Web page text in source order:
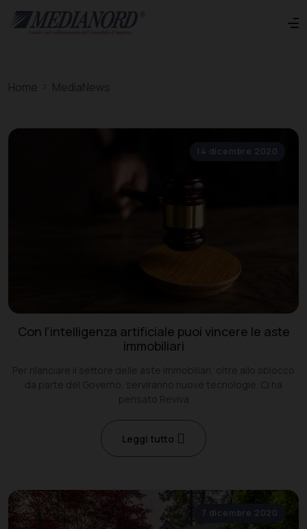
Home MediaNews
14 dicembre 2020
Con l’intelligenza artificiale puoi vincere le aste
immobiliari
Per rilanciare il settore delle aste immobiliari, oltre allo sblocco
da parte del Governo, serviranno nuove tecnologie. Ci ha
pensato Reviva
Leggi tutto
7 dicembre 2020